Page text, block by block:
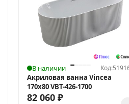
В наличии Код:
Акриловая ванна Vincea
170x80 VBT-426-1700
82 060 ₽